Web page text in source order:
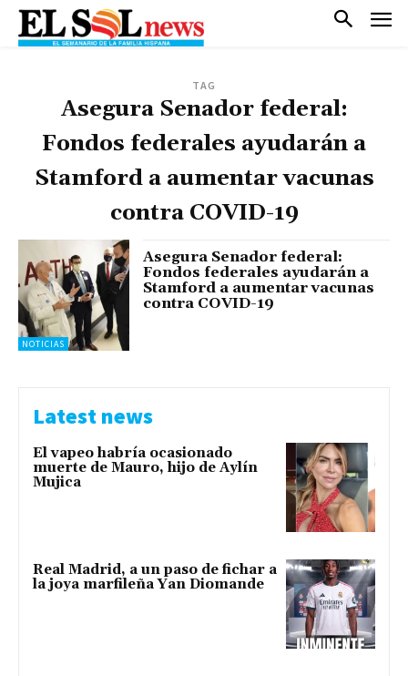
TAG
Asegura Senador federal:
Fondos federales ayudarán a
Stamford a aumentar vacunas
contra COVID-19
NOTICIAS
Asegura Senador federal:
Fondos federales ayudarán a
Stamford a aumentar vacunas
contra COVID-19
Latest news
El vapeo habría ocasionado
muerte de Mauro, hijo de Aylín
Mujica
Real Madrid, a un paso de fichar a
la joya marfileña Yan Diomande